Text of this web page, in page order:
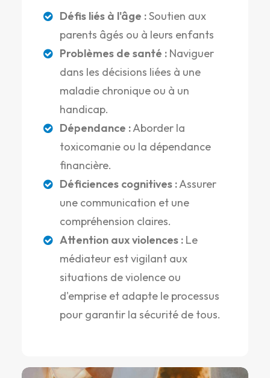
Défis liés à l'âge :Soutien aux
parents âgés ou à leurs enfants
Problèmes de santé : Naviguer
dans les décisions liées à une
maladie chronique ou à un
handicap.
Dépendance :Aborder la
toxicomanie ou la dépendance
financière.
Déficiences cognitives :Assurer
une communication et une
compréhension claires.
Attention aux violences : Le
médiateur est vigilant aux
situations de violence ou
d'emprise et adapte le processus
pour garantir la sécurité de tous.